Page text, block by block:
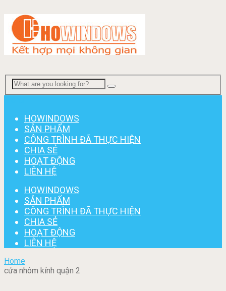
HOWINDOWS
SẢN PHẨM
CÔNG TRÌNH ĐÃ THỰC HIỆN
CHIA SẺ
HOẠT ĐỘNG
LIÊN HỆ
HOWINDOWS
SẢN PHẨM
CÔNG TRÌNH ĐÃ THỰC HIỆN
CHIA SẺ
HOẠT ĐỘNG
LIÊN HỆ
Home
cửa nhôm kính quận 2